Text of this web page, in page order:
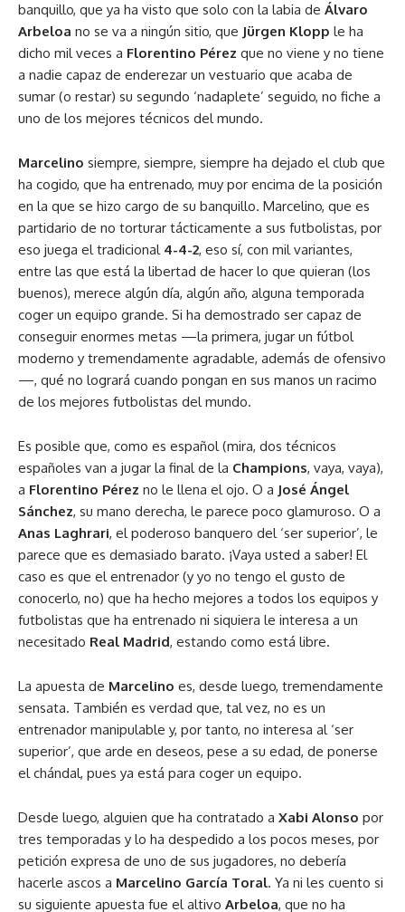
banquillo, que ya ha visto que solo con la labia de Álvaro
Arbeloa no se va a ningún sitio, que Jürgen Klopp le ha
dicho mil veces a Florentino Pérez que no viene y no tiene
a nadie capaz de enderezar un vestuario que acaba de
sumar (o restar) su segundo ‘nadaplete’ seguido, no fiche a
uno de los mejores técnicos del mundo.
Marcelino siempre, siempre, siempre ha dejado el club que
ha cogido, que ha entrenado, muy por encima de la posición
en la que se hizo cargo de su banquillo. Marcelino, que es
partidario de no torturar tácticamente a sus futbolistas, por
eso juega el tradicional 4-4-2, eso sí, con mil variantes,
entre las que está la libertad de hacer lo que quieran (los
buenos), merece algún día, algún año, alguna temporada
coger un equipo grande. Si ha demostrado ser capaz de
conseguir enormes metas —la primera, jugar un fútbol
moderno y tremendamente agradable, además de ofensivo
—, qué no logrará cuando pongan en sus manos un racimo
de los mejores futbolistas del mundo.
Es posible que, como es español (mira, dos técnicos
españoles van a jugar la final de la Champions, vaya, vaya),
a Florentino Pérez no le llena el ojo. O a José Ángel
Sánchez, su mano derecha, le parece poco glamuroso. O a
Anas Laghrari, el poderoso banquero del ‘ser superior’, le
parece que es demasiado barato. ¡Vaya usted a saber! El
caso es que el entrenador (y yo no tengo el gusto de
conocerlo, no) que ha hecho mejores a todos los equipos y
futbolistas que ha entrenado ni siquiera le interesa a un
necesitado Real Madrid, estando como está libre.
La apuesta de Marcelino es, desde luego, tremendamente
sensata. También es verdad que, tal vez, no es un
entrenador manipulable y, por tanto, no interesa al ‘ser
superior’, que arde en deseos, pese a su edad, de ponerse
el chándal, pues ya está para coger un equipo.
Desde luego, alguien que ha contratado a Xabi Alonso por
tres temporadas y lo ha despedido a los pocos meses, por
petición expresa de uno de sus jugadores, no debería
hacerle ascos a Marcelino García Toral. Ya ni les cuento si
su siguiente apuesta fue el altivo Arbeloa, que no ha